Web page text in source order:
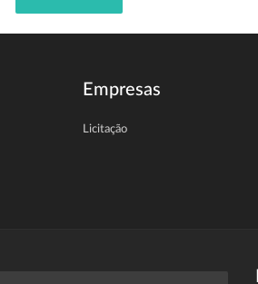
Empresas
Licitação